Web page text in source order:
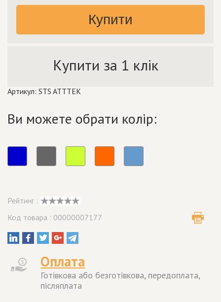
Купити
Купити за 1 клік
Артикул: STS ATTTEK
Ви можете обрати колір:
Рейтинг :
Код товара : 00000007177
Оплата
Готівкова або безготівкова, передоплата,
післяплата